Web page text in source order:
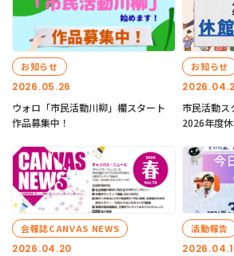
2026.05.26
お知らせ
ウォロ「市民活動川柳」欄スタート
作品募集中！
お知らせ
市民活動ス
2026年度
2026.04.20
会報誌CANVAS NEWS 活動報告